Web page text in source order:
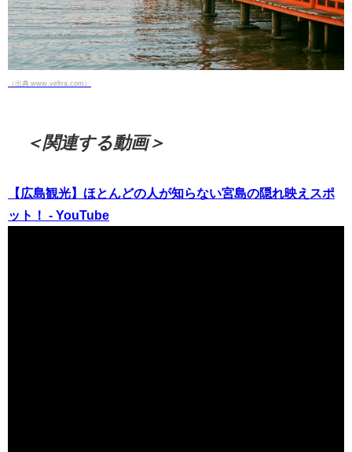
（出典 www.veltra.com）
＜関連する動画＞
【広島観光】ほとんどの人が知らない宮島の隠れ映えスポ
ット！ - YouTube